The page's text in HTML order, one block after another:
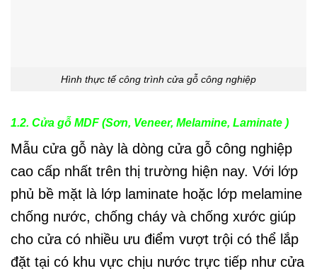
Hình thực tế công trình cửa gỗ công nghiệp
1.2. Cửa gỗ MDF (Sơn, Veneer, Melamine, Laminate )
Mẫu cửa gỗ này là dòng cửa gỗ công nghiệp
cao cấp nhất trên thị trường hiện nay. Với lớp
phủ bề mặt là lớp laminate hoặc lớp melamine
chống nước, chống cháy và chống xước giúp
cho cửa có nhiều ưu điểm vượt trội có thể lắp
đặt tại có khu vực chịu nước trực tiếp như cửa